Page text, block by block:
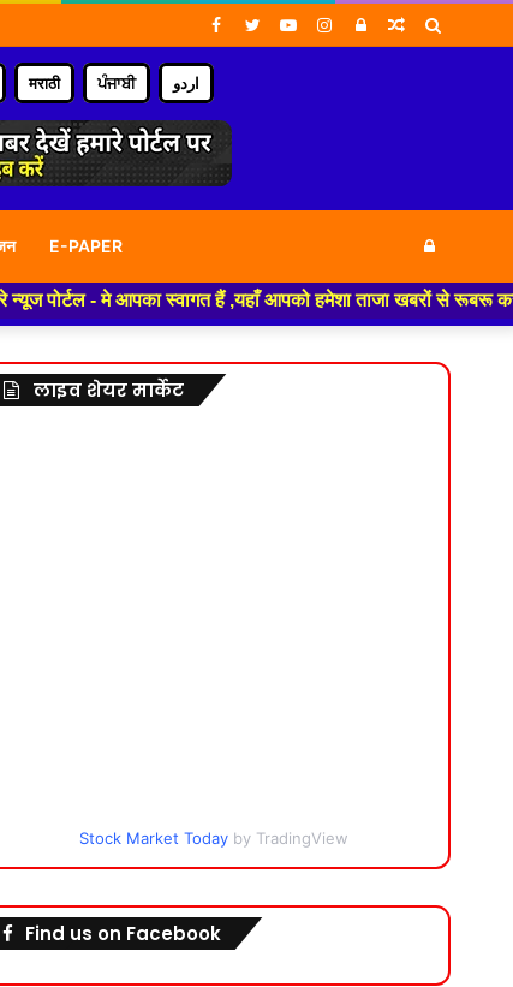
Random
Log
Instagram
YouTube
Twitter
Facebook
मराठी ਪੰਜਾਬੀ اردو
E-PAPER Log
In
- मे आपका स्वागत हैं ,यहाँ आपको हमेशा ताजा खबरों से रूबरू
लाइव शेयर मार्केट
Stock Market Today by TradingView
Find us on Facebook